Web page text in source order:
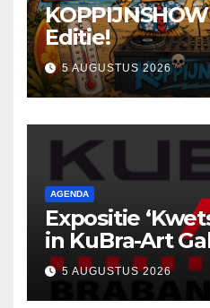
Editie!
5 AUGUSTUS 2026
AGENDA
Expositie
in KuBra-Art
uit tot
reflectie
5 AUGUSTUS 2026